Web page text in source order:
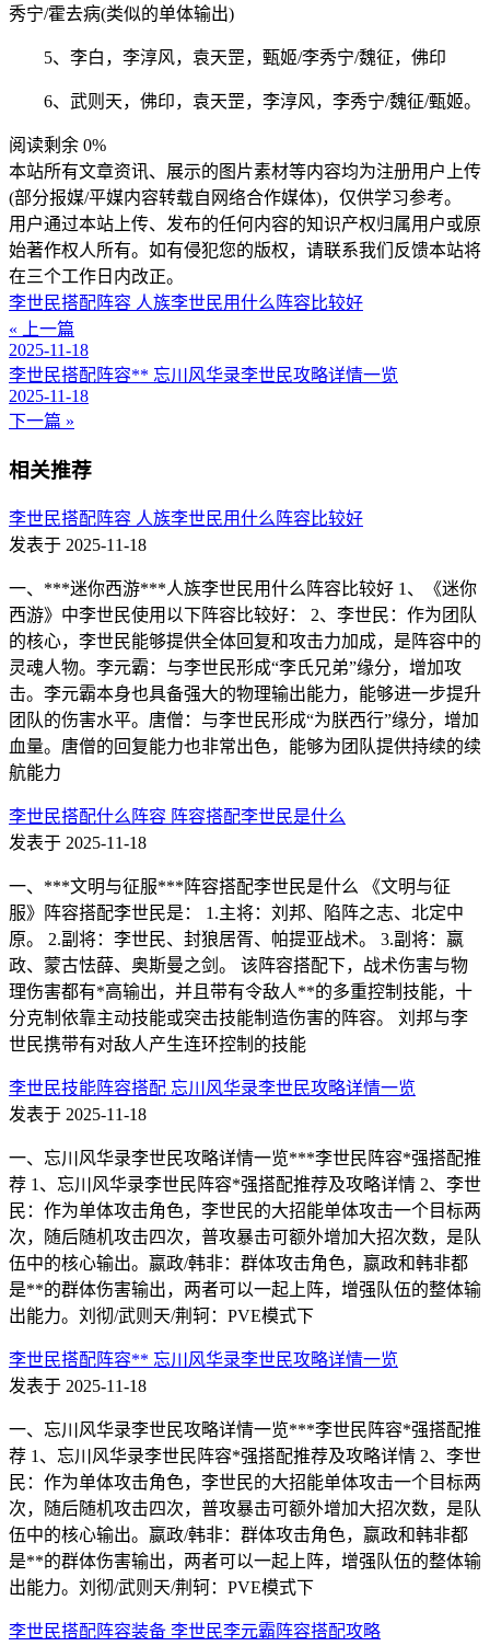
秀宁/霍去病(类似的单体输出)
5、李白，李淳风，袁天罡，甄姬/李秀宁/魏征，佛印
6、武则天，佛印，袁天罡，李淳风，李秀宁/魏征/甄姬。
阅读剩余 0%
本站所有文章资讯、展示的图片素材等内容均为注册用户上传
(部分报媒/平媒内容转载自网络合作媒体)，仅供学习参考。
用户通过本站上传、发布的任何内容的知识产权归属用户或原
始著作权人所有。如有侵犯您的版权，请联系我们反馈本站将
在三个工作日内改正。
李世民搭配阵容 人族李世民用什么阵容比较好
« 上一篇
2025-11-18
李世民搭配阵容** 忘川风华录李世民攻略详情一览
2025-11-18
下一篇 »
相关推荐
李世民搭配阵容 人族李世民用什么阵容比较好
发表于 2025-11-18
一、***迷你西游***人族李世民用什么阵容比较好 1、《迷你
西游》中李世民使用以下阵容比较好： 2、李世民：作为团队
的核心，李世民能够提供全体回复和攻击力加成，是阵容中的
灵魂人物。李元霸：与李世民形成“李氏兄弟”缘分，增加攻
击。李元霸本身也具备强大的物理输出能力，能够进一步提升
团队的伤害水平。唐僧：与李世民形成“为朕西行”缘分，增加
血量。唐僧的回复能力也非常出色，能够为团队提供持续的续
航能力
李世民搭配什么阵容 阵容搭配李世民是什么
发表于 2025-11-18
一、***文明与征服***阵容搭配李世民是什么 《文明与征
服》阵容搭配李世民是： 1.主将：刘邦、陷阵之志、北定中
原。 2.副将：李世民、封狼居胥、帕提亚战术。 3.副将：嬴
政、蒙古怯薛、奥斯曼之剑。 该阵容搭配下，战术伤害与物
理伤害都有*高输出，并且带有令敌人**的多重控制技能，十
分克制依靠主动技能或突击技能制造伤害的阵容。 刘邦与李
世民携带有对敌人产生连环控制的技能
李世民技能阵容搭配 忘川风华录李世民攻略详情一览
发表于 2025-11-18
一、忘川风华录李世民攻略详情一览***李世民阵容*强搭配推
荐 1、忘川风华录李世民阵容*强搭配推荐及攻略详情 2、李世
民：作为单体攻击角色，李世民的大招能单体攻击一个目标两
次，随后随机攻击四次，普攻暴击可额外增加大招次数，是队
伍中的核心输出。嬴政/韩非：群体攻击角色，嬴政和韩非都
是**的群体伤害输出，两者可以一起上阵，增强队伍的整体输
出能力。刘彻/武则天/荆轲：PVE模式下
李世民搭配阵容** 忘川风华录李世民攻略详情一览
发表于 2025-11-18
一、忘川风华录李世民攻略详情一览***李世民阵容*强搭配推
荐 1、忘川风华录李世民阵容*强搭配推荐及攻略详情 2、李世
民：作为单体攻击角色，李世民的大招能单体攻击一个目标两
次，随后随机攻击四次，普攻暴击可额外增加大招次数，是队
伍中的核心输出。嬴政/韩非：群体攻击角色，嬴政和韩非都
是**的群体伤害输出，两者可以一起上阵，增强队伍的整体输
出能力。刘彻/武则天/荆轲：PVE模式下
李世民搭配阵容装备 李世民李元霸阵容搭配攻略